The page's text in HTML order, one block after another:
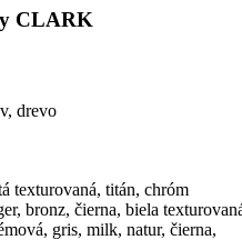
CLARK
drevo
texturovaná, titán, chróm
bronz, čierna, biela
gris, milk, natur, čierna,